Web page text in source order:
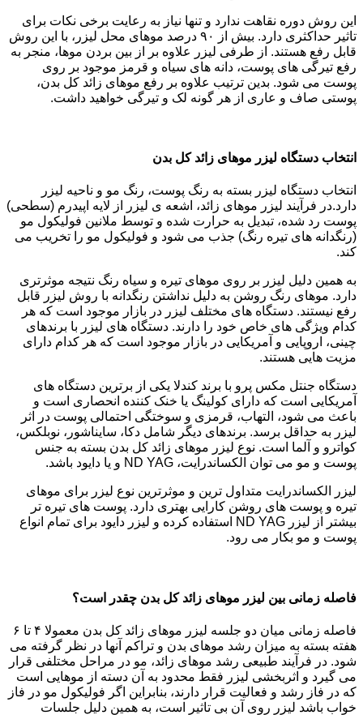
این روش دوره نقاهت ندارد و تنها نیاز به رعایت برخی نکات برای
تاثیر حداکثری دارد. بیش از ۹۰ درصد موهای محل لیزر، با این روش
قابل رفع هستند. از طرفی لیزر علاوه بر از بین بردن موها، منجر به
رفع تیرگی های پوست، دانه های سیاه و قرمز موجود بر روی
پوست می شود. بدین ترتیب علاوه بر رفع موهای زائد کل بدن،
پوستی صاف و عاری از هر گونه لک و تیرگی خواهید داشت.
انتخاب دستگاه لیزر موهای زائد کل بدن
انتخاب دستگاه لیزر بسته به رنگ پوست، رنگ مو و ناحیه لیزر
دارد.در فرآیند لیزر موهای زائد، اشعه ی لیزر از لایه اپیدرم (سطحی)
پوست رد شده، تبدیل به حرارت شده و توسط ملانین فولیکول مو
(رنگدانه های تیره رنگ) جذب می شود و فولیکول مو را تخریب می
کند.
به همین دلیل لیزر بر روی موهای تیره و سیاه رنگ نتیجه موثرتری
دارد. موهای رنگ روشن به دلیل نداشتن رنگدانه با روش لیزر قابل
رفع نیستند. دستگاه های مختلف لیزر در بازار موجود است که هر
کدام ویژگی های خاص خود را دارند. دستگاه های لیزر با برندهای
چینی، اروپایی و آمریکایی در بازار موجود است که هر کدام دارای
مزیت هایی هستند.
دستگاه جنتل مکس پرو با برند کندلا یکی از برترین دستگاه های
آمریکایی است که دارای کولینگ یا خنک کننده انحصاری است و
باعث می شود، التهاب، قرمزی و سوختگی احتمالی پوست در اثر
لیزر به حداقل برسد. برندهای دیگر شامل دکا، سایناشور، نوبلکس،
کواترو و آلما است. نوع لیزر موهای زائد کل بدن بسته به جنس
پوست و مو می توان الکساندرایت، ND YAG و یا دایود باشد.
لیزر الکساندرایت متداول ترین و موثرترین نوع لیزر برای موهای
تیره و پوست های روشن کارایی بهتری دارد. پوست های تیره تر
بیشتر از لیزر ND YAG استفاده کرده و لیزر دایود برای تمام انواع
پوست و مو بکار می رود.
فاصله زمانی بین لیزر موهای زائد کل بدن چقدر است؟
فاصله زمانی میان دو جلسه لیزر موهای زائد کل بدن معمولا ۴ تا ۶
هفته بسته به میزان رشد موهای بدن و تراکم آنها در نظر گرفته می
شود. در فرآیند طبیعی رشد موهای زائد، مو در مراحل مختلفی قرار
می گیرد و اثربخشی لیزر فقط محدود به آن دسته از موهایی است
که در فاز رشد و فعالیت قرار دارند، بنابراین اگر فولیکول مو در فاز
خواب باشد لیزر روی آن بی تاثیر است، به همین دلیل جلسات